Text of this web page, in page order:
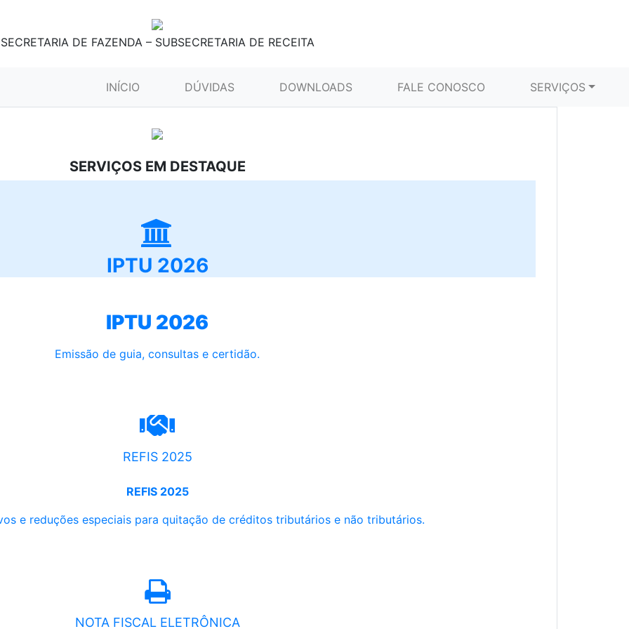
SECRETARIA DE FAZENDA – SUBSECRETARIA DE RECEITA
INÍCIO (CURRENT)DÚVIDAS DOWNLOADS FALE CONOSCO SERVIÇOS
SERVIÇOS EM DESTAQUE
IPTU 2026
IPTU 2026
Emissão de guia, consultas e certidão.
REFIS 2025
REFIS 2025
e reduções especiais para quitação de créditos tributários e não tributários.
NOTA FISCAL ELETRÔNICA